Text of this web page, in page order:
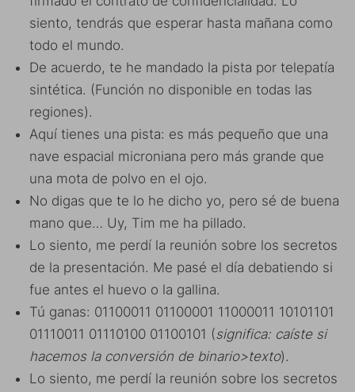
siento, tendrás que esperar hasta mañana como
todo el mundo.
De acuerdo, te he mandado la pista por telepatía
sintética. (Función no disponible en todas las
regiones).
Aquí tienes una pista: es más pequeño que una
nave espacial microniana pero más grande que
una mota de polvo en el ojo.
No digas que te lo he dicho yo, pero sé de buena
mano que… Uy, Tim me ha pillado.
Lo siento, me perdí la reunión sobre los secretos
de la presentación. Me pasé el día debatiendo si
fue antes el huevo o la gallina.
Tú ganas: 01100011 01100001 11000011 10101101
01110011 01110100 01100101 (significa: caíste si
hacemos la conversión de binario>texto).
Lo siento, me perdí la reunión sobre los secretos